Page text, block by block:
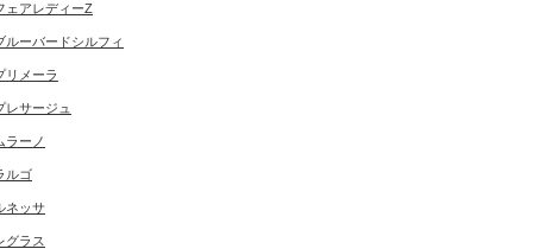
ェアレディーZ
ルーバードシルフィ
リメーラ
レサージュ
ラーノ
ルゴ
ネッサ
グラス